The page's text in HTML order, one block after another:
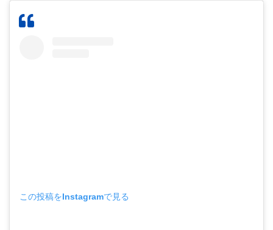
この投稿をInstagramで見る